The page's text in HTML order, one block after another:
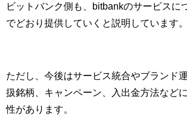
ビットバンク側も、bitbankのサービスに
でどおり提供していくと説明しています。
ただし、今後はサービス統合やブランド
扱銘柄、キャンペーン、入出金方法など
性があります。